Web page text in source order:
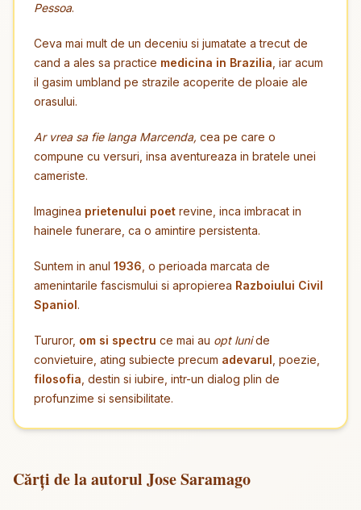
Pessoa.
Ceva mai mult de un deceniu si jumatate a trecut de
cand a ales sa practice medicina in Brazilia , iar acum
il gasim umbland pe strazile acoperite de ploaie ale
orasului.
Ar vrea sa fie langa Marcenda, cea pe care o
compune cu versuri, insa aventureaza in bratele unei
cameriste.
Imaginea prietenului poet revine, inca imbracat in
hainele funerare, ca o amintire persistenta.
Suntem in anul 1936 , o perioada marcata de
amenintarile fascismului si apropierea Razboiului Civil
Spaniol.
Tururor, om si spectru ce mai au opt lunide
convietuire, ating subiecte precum adevarul , poezie,
filosofia , destin si iubire, intr-un dialog plin de
profunzime si sensibilitate.
Cărți de la autorul Jose Saramago